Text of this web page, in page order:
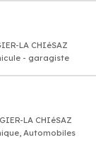
LA CHIéSAZ
- garagiste
LA CHIéSAZ
Automobiles